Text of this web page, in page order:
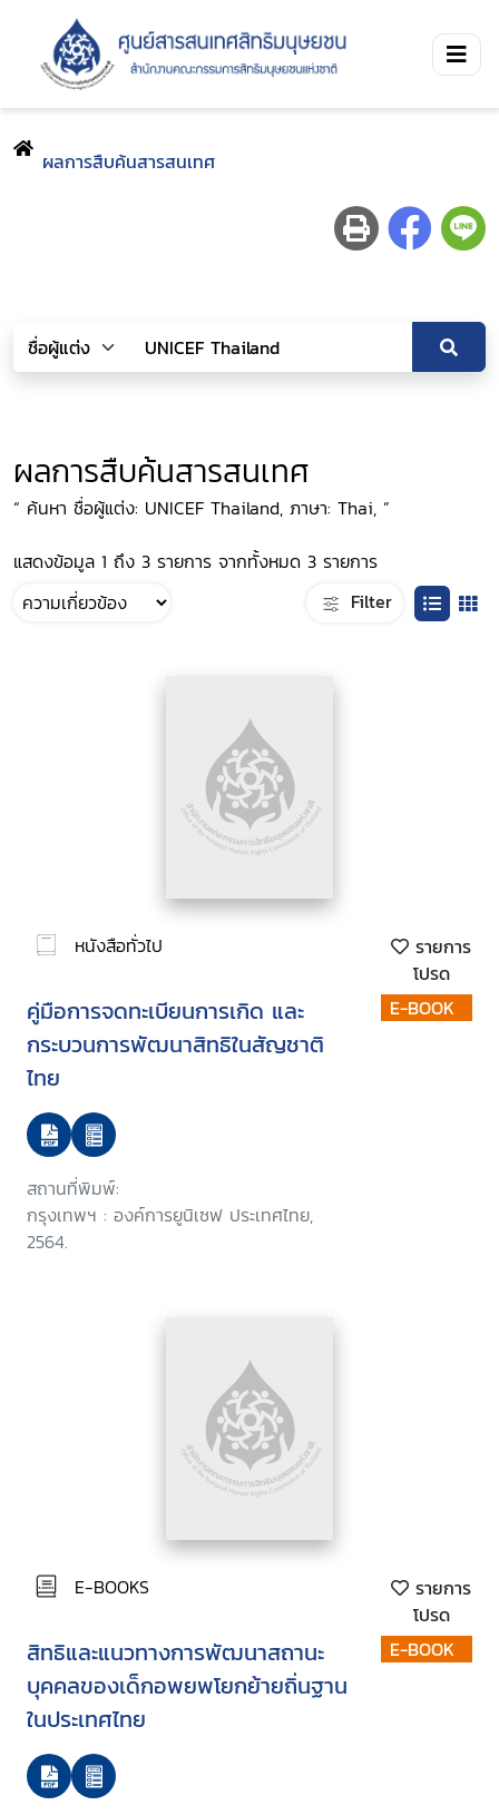
ผลการสืบค้นสารสนเทศ
ผลการสืบค้นสารสนเทศ
“ ค้นหา ชื่อผู้แต่ง: UNICEF Thailand, ภาษา: Thai, ”
แสดงข้อมูล 1 ถึง 3 รายการ จากทั้งหมด 3 รายการ
Filter
หนังสือทั่วไป
รายการ
โปรด
คู่มือการจดทะเบียนการเกิด และ
กระบวนการพัฒนาสิทธิในสัญชาติ
ไทย
สถานที่พิมพ์:
กรุงเทพฯ : องค์การยูนิเซฟ ประเทศไทย,
2564.
E-BOOK
E-BOOKS
รายการ
โปรด
สิทธิและแนวทางการพัฒนาสถานะ
บุคคลของเด็กอพยพโยกย้ายถิ่นฐาน
ในประเทศไทย
E-BOOK